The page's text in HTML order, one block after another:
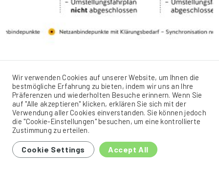
Wechselseitige Abhängigkeiten bei der
Umstellung von Erdgas auf Wasserstoff
Ähnlich wie bei der L-/H-Gas-Umstellung ist bei der
Umstellung von Netzbereichen von Erdgas auf Wasserstoff
eine wechselseitige Abhängigkeit zwischen den Beteiligten
zu beachten. Eine im Sinne des Netzausbaus effiziente
Umstellung eines Bereiches entlang einer Leitung eines
Wir verwenden Cookies auf unserer Website, um Ihnen die
bestmögliche Erfahrung zu bieten, indem wir uns an Ihre
Präferenzen und wiederholten Besuche erinnern. Wenn Sie
auf "Alle akzeptieren" klicken, erklären Sie sich mit der
Verwendung aller Cookies einverstanden. Sie können jedoch
die "Cookie-Einstellungen" besuchen, um eine kontrollierte
Zustimmung zu erteilen.
Cookie Settings Accept All